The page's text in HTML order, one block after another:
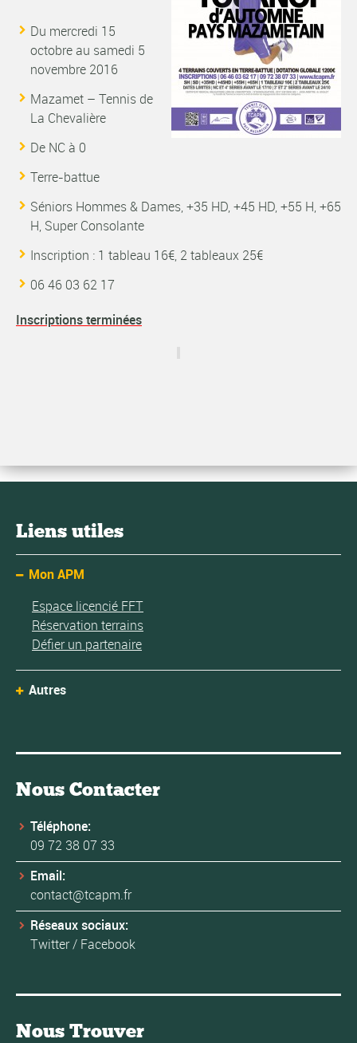
Du mercredi 15
octobre au samedi 5
novembre 2016
Mazamet – Tennis de
La Chevalière
De NC à 0
Terre-battue
Séniors Hommes & Dames, +35 HD, +45 HD, +55 H, +65
H, Super Consolante
Inscription : 1 tableau 16€, 2 tableaux 25€
06 46 03 62 17
Inscriptions terminées
Liens utiles
Mon APM
Espace licencié FFT
Réservation terrains
Défier un partenaire
Autres
Nous Contacter
Téléphone:
09 72 38 07 33
Email:
contact@tcapm.fr
Réseaux sociaux:
Twitter/ Facebook
Nous Trouver